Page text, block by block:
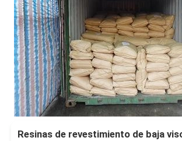
Resinas de revestimiento de baja